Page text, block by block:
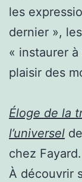
les
dernier »,
« instaurer
plaisir des
Éloge de la
l’universel
chez Fayard.
À découvrir